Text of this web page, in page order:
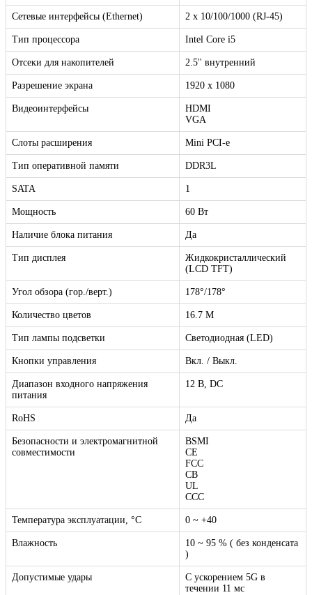
Сетевые интерфейсы (Ethernet) 2 х 10/100/1000 (RJ-45)
Тип процессора Intel Core i5
Отсеки для накопителей 2.5'' внутренний
Разрешение экрана 1920 x 1080
Видеоинтерфейсы
HDMI
VGA
Слоты расширения Mini PCI-e
Тип оперативной памяти DDR3L
SATA 1
Мощность 60 Вт
Наличие блока питания Да
Тип дисплея
Жидкокристаллический
(LCD TFT)
Угол обзора (гор./верт.) 178°/178°
Количество цветов 16.7 M
Тип лампы подсветки Светодиодная (LED)
Кнопки управления Вкл. / Выкл.
Диапазон входного напряжения
питания
12 В, DC
RoHS Да
Безопасности и электромагнитной
совместимости
BSMI
CE
FCC
CB
UL
CСС
Температура эксплуатации, °C 0 ~ +40
Влажность
10 ~ 95 % ( без конденсата
)
Допустимые удары
С ускорением 5G в
течении 11 мс